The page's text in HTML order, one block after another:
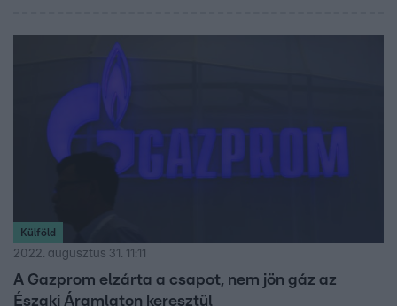
Külföld
2022. augusztus 31. 11:11
A Gazprom elzárta a csapot, nem jön gáz az
Északi Áramlaton keresztül